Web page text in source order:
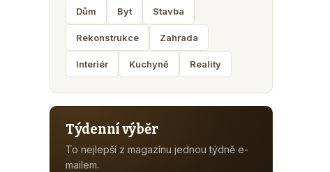
Dům Byt Stavba
Rekonstrukce Zahrada
Interiér Kuchyně Reality
Týdenní výběr
To nejlepší z magazínu jednou týdně e-
mailem.